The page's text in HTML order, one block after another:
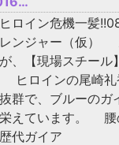
ロイン危機一髪
ンジャー（仮）
、【現場スチール
ヒロインの尾崎礼
群で、ブルーのガ
えています。 腰
代ガイア